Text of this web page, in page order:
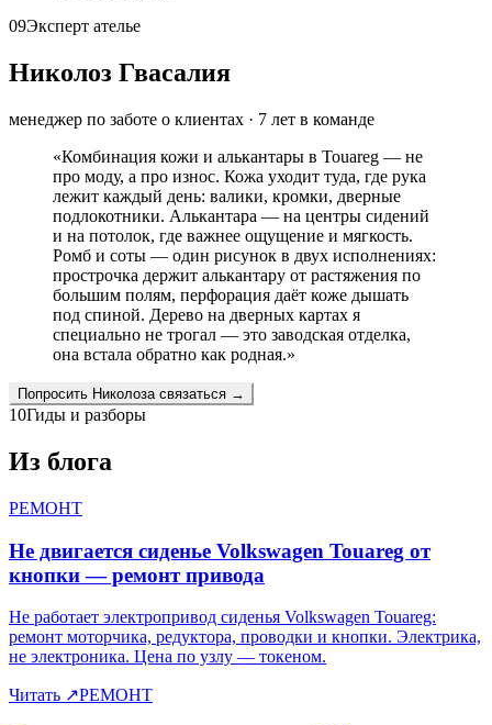
09Эксперт ателье
Николоз Гвасалия
менеджер по заботе о клиентах · 7 лет в команде
«Комбинация кожи и алькантары в Touareg — не
про моду, а про износ. Кожа уходит туда, где рука
лежит каждый день: валики, кромки, дверные
подлокотники. Алькантара — на центры сидений
и на потолок, где важнее ощущение и мягкость.
Ромб и соты — один рисунок в двух исполнениях:
прострочка держит алькантару от растяжения по
большим полям, перфорация даёт коже дышать
под спиной. Дерево на дверных картах я
специально не трогал — это заводская отделка,
она встала обратно как родная.»
Попросить Николозасвязаться →
10Гиды и разборы
Из блога
РЕМОНТ
Не двигается сиденье Volkswagen Touareg от
кнопки — ремонт привода
Не работает электропривод сиденья Volkswagen Touareg:
ремонт моторчика, редуктора, проводки и кнопки. Электрика,
не электроника. Цена по узлу — токеном.
Читать ↗РЕМОНТ